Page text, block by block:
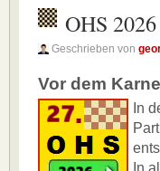
OHS
Geschrieben von
Vor dem
In